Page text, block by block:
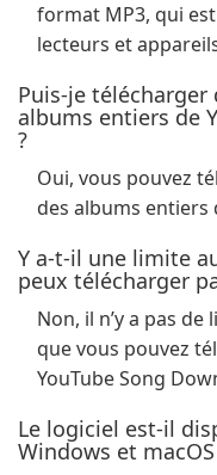
format MP3, qui
lecteurs et
Puis-je
albums entiers de
?
Oui, vous pouvez
des albums entiers
Y a-t-il une limite
peux télécharger
Non, il n’y a pas
que vous pouvez
YouTube Song
Le logiciel est-il
Windows et macOS